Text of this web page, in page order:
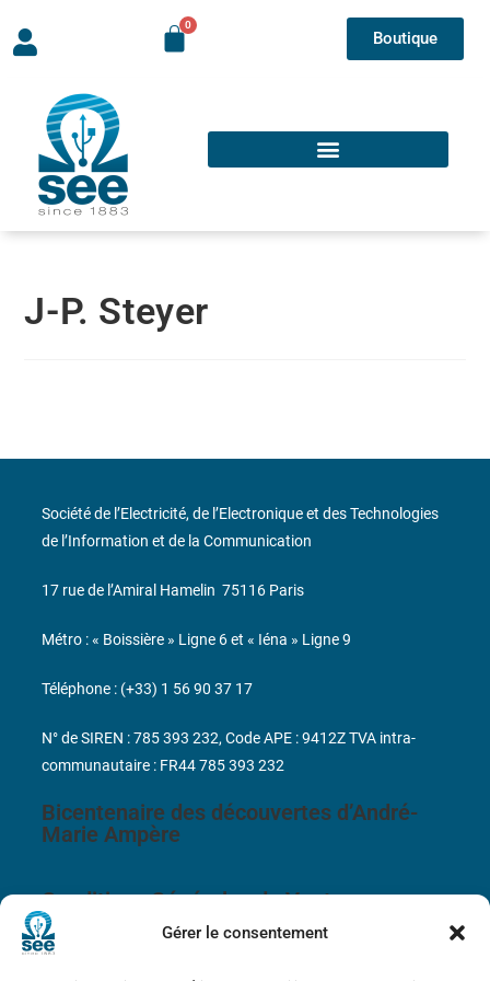
Gérer le consentement
Boutique
J-P. Steyer
Bicentenaire des découvertes d’André-
Marie Ampère
Conditions Générales de Vente
Société de l’Electricité, de l’Electronique et des Technologies
de l’Information et de la Communication
17 rue de l’Amiral Hamelin 75116 Paris
Métro : « Boissière » Ligne 6 et « Iéna » Ligne 9
Téléphone : (+33) 1 56 90 37 17
N° de SIREN : 785 393 232, Code APE : 9412Z TVA intra-
communautaire : FR44 785 393 232